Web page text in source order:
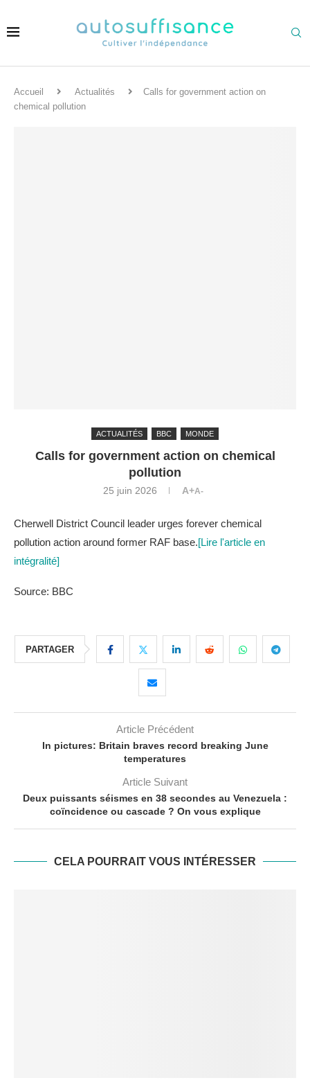
Accueil Actualités
Calls for government action on
chemical pollution
ACTUALITÉS BBC MONDE
Calls for government action on chemical
pollution
25 juin 2026 A+A-
Cherwell District Council leader urges forever chemical
pollution action around former RAF base.[Lire l'article en
intégralité]
Source: BBC
PARTAGER
Article Précédent
In pictures: Britain braves record breaking June
temperatures
Article Suivant
Deux puissants séismes en 38 secondes au Venezuela :
coïncidence ou cascade ? On vous explique
CELA POURRAIT VOUS INTÉRESSER